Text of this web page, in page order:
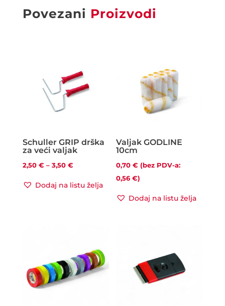
Povezani Proizvodi
Schuller GRIP drška
za veći valjak
2,50 € – 3,50 €Raspon
od
Dodaj na listu želja
Valjak GODLINE
10cm
0,70€ (bez PDV-a:
0,56€)
Dodaj na listu želja